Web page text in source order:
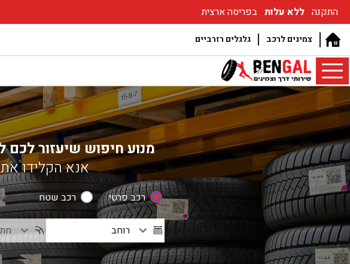
התקנה ללא עלות בפריסה ארצית
גלגלים רזרביים
צמיגים לרכב
מנוע חיפוש שיעזור
אנא הקלידו
רכב פרטי רכב שטח